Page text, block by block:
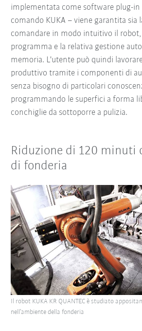
implementata come software plug-in
comando KUKA – viene garantita sia
comandare in modo intuitivo il robot,
programma e la relativa gestione
memoria. L'utente può quindi
produttivo tramite i componenti di
senza bisogno di particolari
programmando le superfici a forma
conchiglie da sottoporre a pulizia.
Riduzione di 120 minuti
di fonderia
Il robot KUKA KR QUANTEC è studiato
nell’ambiente della fonderia